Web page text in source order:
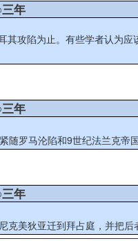
年
攻陷为止。有些学者认为
年
罗马沦陷和9世纪法兰克帝
年
美狄亚迁到拜占庭，并把